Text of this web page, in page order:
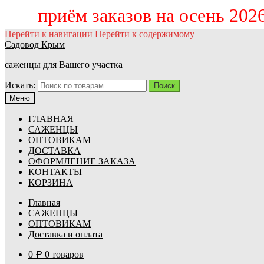
приём заказов на осень
Перейти к навигации Перейти к содержимому
Садовод Крым
саженцы для Вашего участка
Искать:
Поиск
Меню
ГЛАВНАЯ
САЖЕНЦЫ
ОПТОВИКАМ
ДОСТАВКА
ОФОРМЛЕНИЕ ЗАКАЗА
КОНТАКТЫ
КОРЗИНА
Главная
САЖЕНЦЫ
ОПТОВИКАМ
Доставка и оплата
0 Р 0 товаров